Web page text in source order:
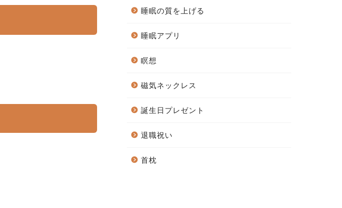
睡眠の質を上げる
睡眠アプリ
瞑想
磁気ネックレス
誕生日プレゼント
退職祝い
首枕